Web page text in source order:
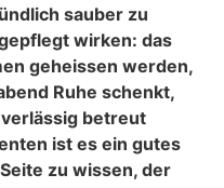
sauber zu
wirken: das
geheissen werden,
Ruhe schenkt,
betreut
ist es ein gutes
zu wissen, der